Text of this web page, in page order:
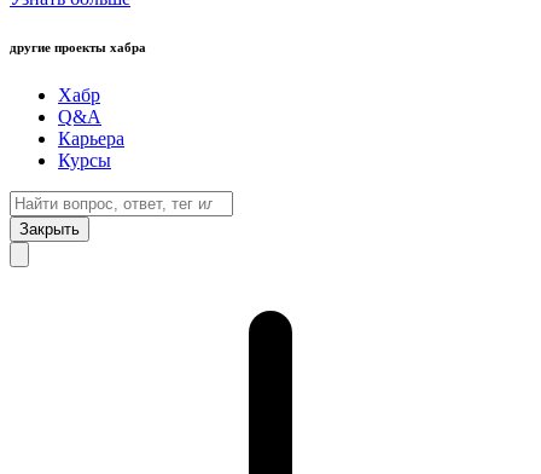
другие проекты хабра
Хабр
Q&A
Карьера
Курсы
Закрыть